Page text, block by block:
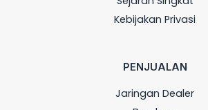
Kebijakan Privasi
PENJUALAN
Jaringan Dealer